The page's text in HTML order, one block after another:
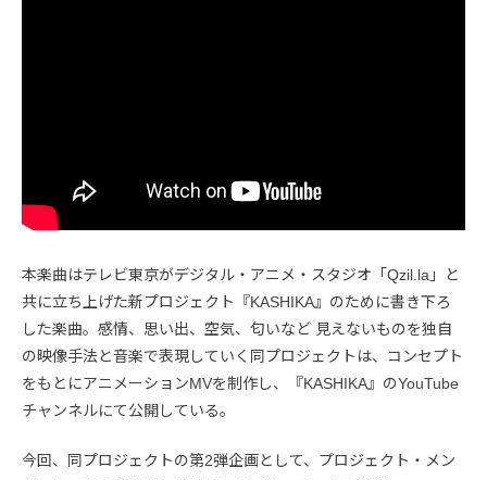
本楽曲はテレビ東京がデジタル・アニメ・スタジオ「Qzil.la」と
共に立ち上げた新プロジェクト『KASHIKA』のために書き下ろ
した楽曲。感情、思い出、空気、匂いなど 見えないものを独自
の映像手法と音楽で表現していく同プロジェクトは、コンセプト
をもとにアニメーションMVを制作し、『KASHIKA』のYouTube
チャンネルにて公開している。
今回、同プロジェクトの第2弾企画として、プロジェクト・メン